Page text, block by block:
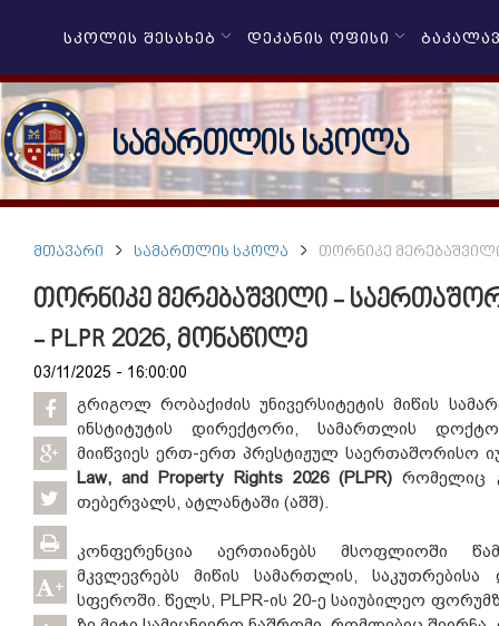
ᲡᲙᲝᲚᲘᲡ ᲨᲔᲡᲐᲮᲔᲑ ᲓᲔᲙᲐᲜᲘᲡ ᲝᲤᲘᲡᲘ
სამართლის სკოლა
ᲛᲗᲐᲕᲐᲠᲘ ᲡᲐᲛᲐᲠᲗᲚᲘᲡ ᲡᲙᲝᲚᲐ ᲗᲝᲠᲜᲘᲙᲔ
თორნიკე მერებაშვილი -
- PLPR 2026, მონაწილე
03/11/2025 - 16:00:00
+
გრიგოლ რობაქიძის უნივერსიტეტის მიწის
ინსტიტუტის დირექტორი, სამართლის
მიიწვიეს ერთ-ერთ პრესტიჟულ
Law, and Property Rights 2026 (PLPR) რომელიც
თებერვალს, ატლანტაში (აშშ).
კონფერენცია აერთიანებს მსოფლიოში
მკვლევრებს მიწის სამართლის, საკუთრებისა
სფეროში. წელს, PLPR-ის 20-ე საიუბილეო